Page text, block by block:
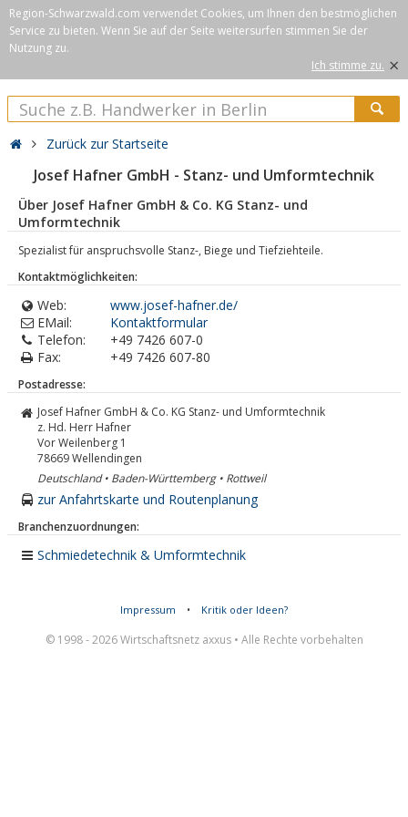
Region-Schwarzwald.com verwendet Cookies, um Ihnen den bestmöglichen
Service zu bieten. Wenn Sie auf der Seite weitersurfen stimmen Sie der
Nutzung zu.
Ich stimme zu. ×
Zurück zur Startseite
Josef Hafner GmbH - Stanz- und Umformtechnik
Über Josef Hafner GmbH & Co. KG Stanz- und
Umformtechnik
Spezialist für anspruchsvolle Stanz-, Biege und Tiefziehteile.
Kontaktmöglichkeiten:
Web:
www.josef-hafner.de/
EMail:
Kontaktformular
Telefon:
+49 7426 607-0
Fax:
+49 7426 607-80
Postadresse:
Josef Hafner GmbH & Co. KG Stanz- und Umformtechnik
z. Hd. Herr Hafner
Vor Weilenberg 1
78669Wellendingen
Deutschland • Baden-Württemberg • Rottweil
zur Anfahrtskarte und Routenplanung
Branchenzuordnungen:
Schmiedetechnik & Umformtechnik
Impressum • Kritik oder Ideen?
© 1998 - 2026 Wirtschaftsnetz axxus • Alle Rechte vorbehalten